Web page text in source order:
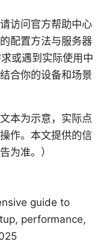
访问官方帮助中心
配置方法与服务器
或遇到实际使用中
合你的设备和场景
本为示意，实际点
作。本文提供的信
为准。）
guide to
performance,